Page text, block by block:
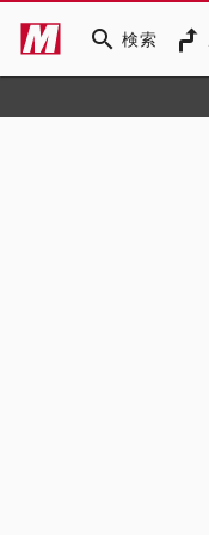
search 検索